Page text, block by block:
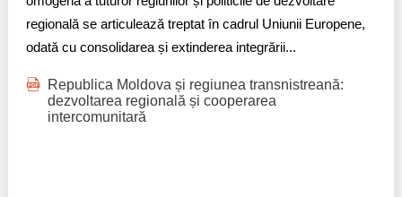
regională se articulează treptat în cadrul Uniunii Europene,
odată cu consolidarea și extinderea integrării​...
Republica Moldova și regiunea transnistreană:
dezvoltarea regională și cooperarea
intercomunitară